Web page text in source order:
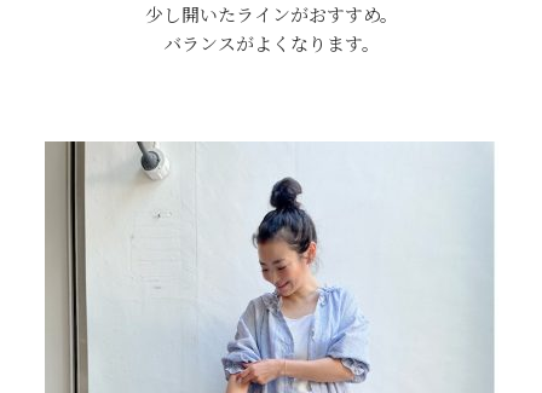
少し開いたラインがおすすめ。
バランスがよくなります。